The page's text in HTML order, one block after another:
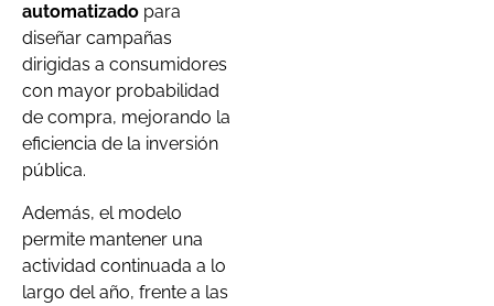
automatizado para
diseñar campañas
dirigidas a consumidores
con mayor probabilidad
de compra, mejorando la
eficiencia de la inversión
pública.
Además, el modelo
permite mantener una
actividad continuada a lo
largo del año, frente a las